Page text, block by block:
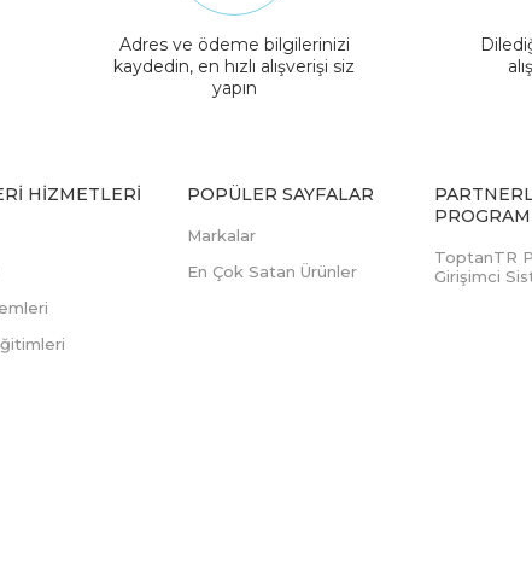
Adres ve ödeme bilgilerinizi
kaydedin, en hızlı alışverişi siz
yapın
HIZMETLERI POPÜLER SAYFALAR
Markalar
En Çok Satan Ürünler
ToptanTR
Girişimci